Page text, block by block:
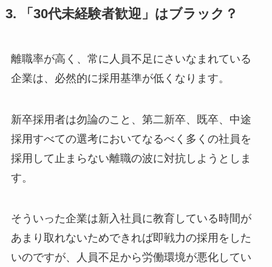
3. 「30代未経験者歓迎」はブラック？
離職率が高く、常に人員不足にさいなまれている
企業は、必然的に採用基準が低くなります。
新卒採用者は勿論のこと、第二新卒、既卒、中途
採用すべての選考においてなるべく多くの社員を
採用して止まらない離職の波に対抗しようとしま
す。
そういった企業は新入社員に教育している時間が
あまり取れないためできれば即戦力の採用をした
いのですが、人員不足から労働環境が悪化してい